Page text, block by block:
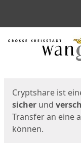
Start
Cryptshare ist
sicher und
Transfer an eine
können.